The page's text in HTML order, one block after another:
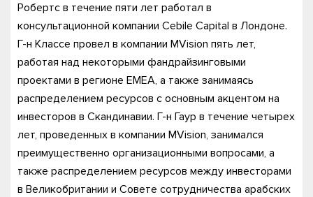
Робертс в течение пяти лет работал в
консультационной компании Cebile Capital в Лондоне.
Г-н Классе провел в компании MVision пять лет,
работая над некоторыми фандрайзинговыми
проектами в регионе EMEA, а также занимаясь
распределением ресурсов с основным акцентом на
инвесторов в Скандинавии. Г-н Гаур в течение четырех
лет, проведенных в компании MVision, занимался
преимущественно организационными вопросами, а
также распределением ресурсов между инвесторами
в Великобритании и Совете сотрудничества арабских